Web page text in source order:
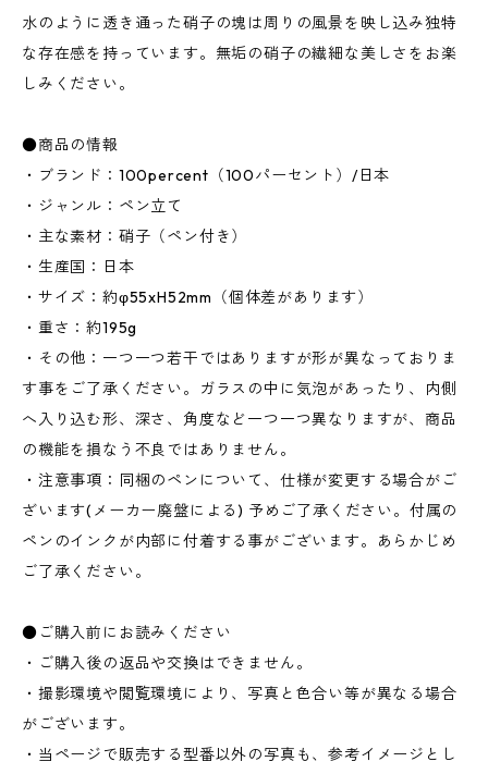
水のように透き通った硝子の塊は周りの風景を映し込み独特
な存在感を持っています。無垢の硝子の繊細な美しさをお楽
しみください。
●商品の情報
・ブランド：100percent（100パーセント）/日本
・ジャンル：ペン立て
・主な素材：硝子（ペン付き）
・生産国：日本
・サイズ：約φ55xH52mm（個体差があります）
・重さ：約195g
・その他：一つ一つ若干ではありますが形が異なっておりま
す事をご了承ください。ガラスの中に気泡があったり、内側
へ入り込む形、深さ、角度など一つ一つ異なりますが、商品
の機能を損なう不良ではありません。
・注意事項：同梱のペンについて、仕様が変更する場合がご
ざいます(メーカー廃盤による) 予めご了承ください。付属の
ペンのインクが内部に付着する事がございます。あらかじめ
ご了承ください。
●ご購入前にお読みください
・ご購入後の返品や交換はできません。
・撮影環境や閲覧環境により、写真と色合い等が異なる場合
がございます。
・当ページで販売する型番以外の写真も、参考イメージとし